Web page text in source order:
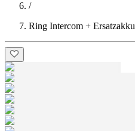
/
Ring Intercom + Ersatzakku